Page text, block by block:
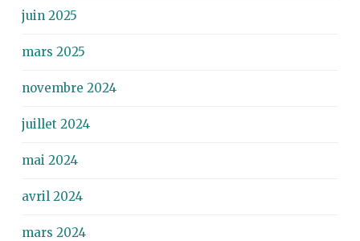
juin 2025
mars 2025
novembre 2024
juillet 2024
mai 2024
avril 2024
mars 2024